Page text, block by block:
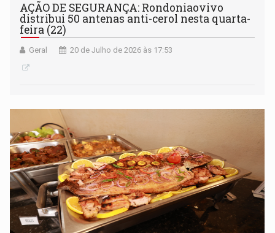
AÇÃO DE SEGURANÇA: Rondoniaovivo
distribui 50 antenas anti-cerol nesta quarta-
feira (22)
Geral 20 de Julho de 2026 às 17:53